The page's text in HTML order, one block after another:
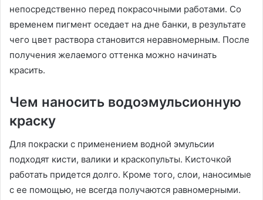
непосредственно перед покрасочными работами. Со
временем пигмент оседает на дне банки, в результате
чего цвет раствора становится неравномерным. После
получения желаемого оттенка можно начинать
красить.
Чем наносить водоэмульсионную
краску
Для покраски с применением водной эмульсии
подходят кисти, валики и краскопульты. Кисточкой
работать придется долго. Кроме того, слои, наносимые
с ее помощью, не всегда получаются равномерными.